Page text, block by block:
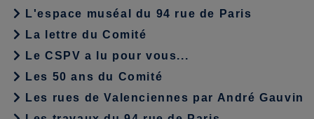
L'espace muséal du 94 rue de Paris
La lettre du Comité
Le CSPV a lu pour vous...
Les 50 ans du Comité
Les rues de Valenciennes par André Gauvin